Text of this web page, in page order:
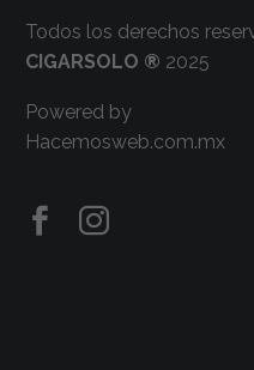
Todos los derechos
CIGARSOLO ® 2025
Powered by
Hacemosweb.com.mx